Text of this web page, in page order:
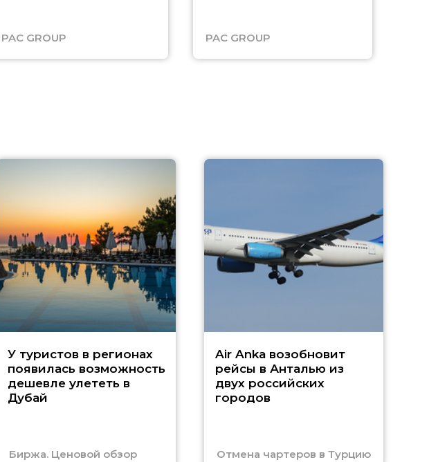
PAC GROUP PAC GROUP
У туристов в регионах
появилась возможность
дешевле улететь в
Дубай
Биржа. Ценовой обзор
Air Anka возобновит
рейсы в Анталью из
двух российских
городов
Отмена чартеров в Турцию